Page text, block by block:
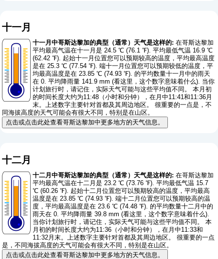
十一月
十一月中哥斯达黎加的典型（通常）天气是这样的: 在哥斯达黎加
平均最高气温在十一月是 24.5 ℃ (76.1 ℉). 平均最低气温 16.9 ℃
(62.42 ℉). 起始十一月位置您可以预期较高的温度，平均最高温度
是在 25.3 ℃ (77.54 ℉). 端十一月位置您可以预期较低的温度，平
均最高温度是在 23.85 ℃ (74.93 ℉). 的平均数量十一月中的雨天
在 0. 平均降雨量 141.9 mm (看这里，这个数字意味着什么). 当你
计划旅行时，请记住，实际天气可能与这些平均值不同。 本月初
的时间长度大约为11:48（小时和分钟），在月中11:41和11:36月
末。上述数字主要针对首都及其周边地区。 很重要的一点是，不
同海拔高度的天气可能会有很大不同，特别是在山区。
点击或点击此处查看哥斯达黎加中更多地方的天气信息。
十二月
十二月中哥斯达黎加的典型（通常）天气是这样的: 在哥斯达黎加
平均最高气温在十二月是 23.2 ℃ (73.76 ℉). 平均最低气温 15.7
℃ (60.26 ℉). 起始十二月位置您可以预期较高的温度，平均最高
温度是在 23.85 ℃ (74.93 ℉). 端十二月位置您可以预期较高的温
度，平均最高温度是在 23.6 ℃ (74.48 ℉). 的平均数量十二月中的
雨天在 0. 平均降雨量 39.8 mm (看这里，这个数字意味着什么).
当你计划旅行时，请记住，实际天气可能与这些平均值不同。 本
月初的时间长度大约为11:36（小时和分钟），在月中11:33和
11:32月末。上述数字主要针对首都及其周边地区。 很重要的一点
是，不同海拔高度的天气可能会有很大不同，特别是在山区。
点击或点击此处查看哥斯达黎加中更多地方的天气信息。